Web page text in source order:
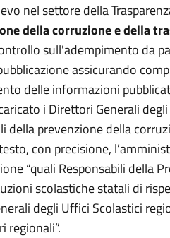
nel settore della
della corruzione e della
sull'adempimento da
assicurando
delle informazioni
i Direttori Generali
della prevenzione della
con precisione,
“quali Responsabili della
scolastiche statali di
degli Uffici Scolastici
regionali”.